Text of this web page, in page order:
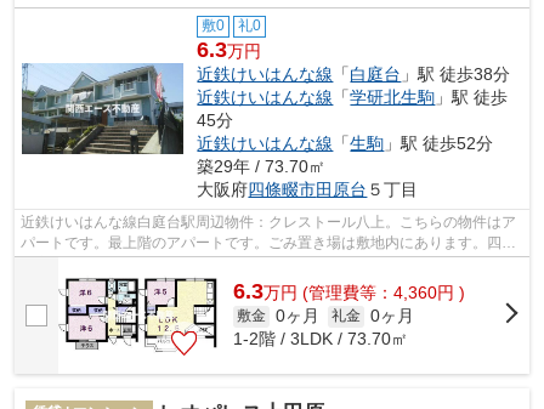
敷0 礼0
6.3万円
近鉄けいはんな線 「白庭台 」駅 徒歩38分
近鉄けいはんな線 「学研北生駒 」駅 徒歩
45分
近鉄けいはんな線 「生駒 」駅 徒歩52分
築29年 / 73.70㎡
大阪府四條畷市田原台 ５丁目
近鉄けいはんな線白庭台駅周辺物件：クレストール八上。こちらの物件はア
パートです。最上階のアパートです。ごみ置き場は敷地内にあります。四條
畷市にある物件をお探しなら072-981-9...
6.3万円 (管理費等：4,360円 )
敷金 0ヶ月 礼金 0ヶ月
1-2階 / 3LDK / 73.70㎡